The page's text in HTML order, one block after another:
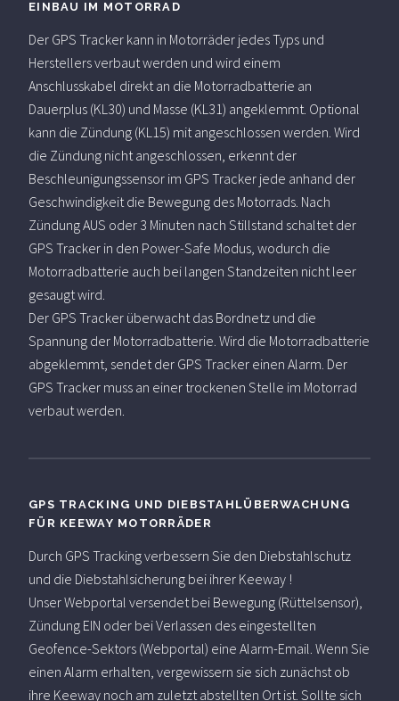
EINBAU IM MOTORRAD
Der GPS Tracker kann in Motorräder jedes Typs und
Herstellers verbaut werden und wird einem
Anschlusskabel direkt an die Motorradbatterie an
Dauerplus (KL30) und Masse (KL31) angeklemmt. Optional
kann die Zündung (KL15) mit angeschlossen werden. Wird
die Zündung nicht angeschlossen, erkennt der
Beschleunigungssensor im GPS Tracker jede anhand der
Geschwindigkeit die Bewegung des Motorrads. Nach
Zündung AUS oder 3 Minuten nach Stillstand schaltet der
GPS Tracker in den Power-Safe Modus, wodurch die
Motorradbatterie auch bei langen Standzeiten nicht leer
gesaugt wird.
Der GPS Tracker überwacht das Bordnetz und die
Spannung der Motorradbatterie. Wird die Motorradbatterie
abgeklemmt, sendet der GPS Tracker einen Alarm. Der
GPS Tracker muss an einer trockenen Stelle im Motorrad
verbaut werden.
GPS TRACKING UND DIEBSTAHLÜBERWACHUNG
FÜR KEEWAY MOTORRÄDER
Durch GPS Tracking verbessern Sie den Diebstahlschutz
und die Diebstahlsicherung bei ihrer Keeway !
Unser Webportal versendet bei Bewegung (Rüttelsensor),
Zündung EIN oder bei Verlassen des eingestellten
Geofence-Sektors (Webportal) eine Alarm-Email. Wenn Sie
einen Alarm erhalten, vergewissern sie sich zunächst ob
ihre Keeway noch am zuletzt abstellten Ort ist. Sollte sich